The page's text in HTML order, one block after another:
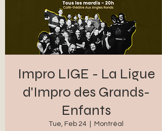
Impro LIGE - La Ligue
d'Impro des Grands-
Enfants
Tue, Feb 24 Montréal